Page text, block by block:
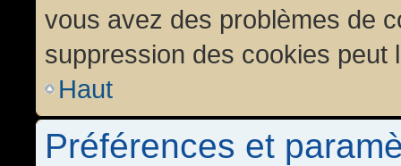
vous avez des problèmes de
suppression des cookies peut
Haut
Préférences et